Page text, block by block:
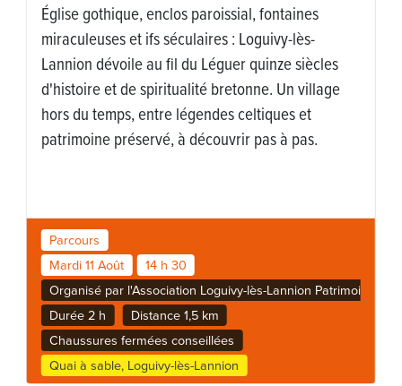
Église gothique, enclos paroissial, fontaines
miraculeuses et ifs séculaires : Loguivy-lès-
Lannion dévoile au fil du Léguer quinze siècles
d'histoire et de spiritualité bretonne. Un village
hors du temps, entre légendes celtiques et
patrimoine préservé, à découvrir pas à pas.
Parcours
Mardi 11 Août
14 h 30
Organisé par l'Association Loguivy-lès-Lannion Patrimoine
Durée 2 h
Distance 1,5 km
Chaussures fermées conseillées
Quai à sable, Loguivy-lès-Lannion